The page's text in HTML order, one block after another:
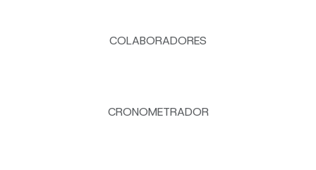
COLABORADORES
CRONOMETRADOR